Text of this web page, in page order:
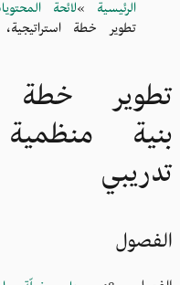
Breadcrumb
الرئيسية
لائحة
تطوير خطة
تطوير خطة
بنية
تدريبي
الفصول